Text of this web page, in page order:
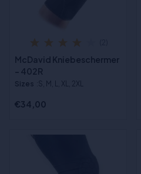
McDavid Kniebeschermer
- 402R
Sizes :S, M, L, XL, 2XL
€34,00